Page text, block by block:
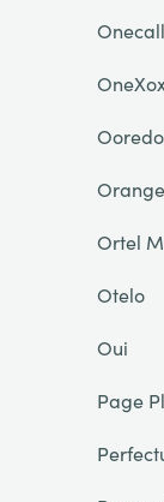
Onecall
OneXox
Orange
Ortel
Otelo
Oui
Page